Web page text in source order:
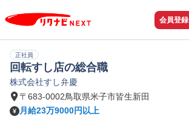
会員登録
正社員
回転すし店の総合職
株式会社すし弁慶
〒683-0002鳥取県米子市皆生新田
月給23万9000円以上